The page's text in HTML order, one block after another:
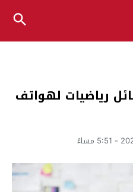
مسائل رياضيات لهواتف